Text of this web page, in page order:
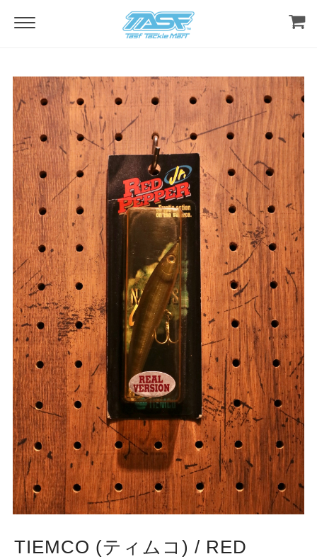
TIEMCO (ティムコ) / RED